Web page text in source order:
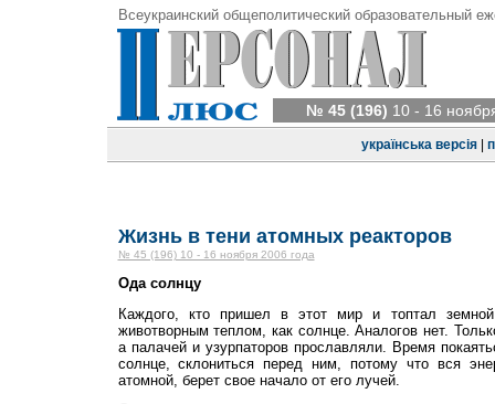
Всеукраинский общеполитический образовательный
№ 45 (196) 10 - 16
українська версія|
Жизнь в тени атомных реакторов
№ 45 (196) 10 - 16 ноября 2006 года
Ода солнцу
Каждого, кто пришел в этот мир и топтал
животворным теплом, как солнце. Аналогов нет.
а палачей и узурпаторов прославляли. Время
солнце, склониться перед ним, потому что вся
атомной, берет свое начало от его лучей.